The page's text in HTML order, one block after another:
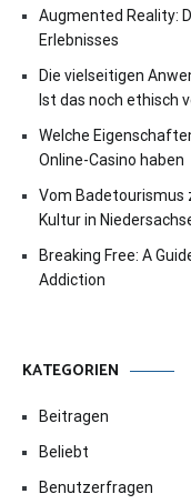
Augmented Reality:
Erlebnisses
Die vielseitigen
Ist das noch ethisch
Welche
Online-Casino haben
Vom Badetourismus
Kultur in
Breaking Free: A
Addiction
KATEGORIEN
Beitragen
Beliebt
Benutzerfragen